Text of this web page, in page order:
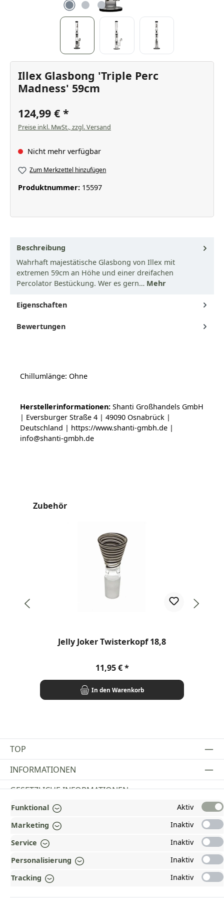
Illex Glasbong 'Triple Perc
Madness' 59cm
124,99 €
Preise inkl. MwSt., zzgl. Versand
Nicht mehr verfügbar
Zum Merkzettel hinzufügen
Produktnummer: 15597
Beschreibung
Wahrhaft majestätische Glasbong von Illex mit
extremen 59cm an Höhe und einer dreifachen
Percolator Bestückung. Wer es gern… Mehr
Eigenschaften
Bewertungen
Chillumlänge: Ohne
Herstellerinformationen: Shanti Großhandels GmbH
| Eversburger Straße 4 | 49090 Osnabrück |
Deutschland | https://www.shanti-gmbh.de |
info@shanti-gmbh.de
Produktgalerie überspringen
Zubehör
Jelly Joker Twisterkopf 18,8
Regulärer Preis:
11,95 €
In den Warenkorb
TOP
INFORMATIONEN
GESETZLICHE INFORMATIONEN
ZAHLUNGS- UND VERSANDARTEN
AUSGEZEICHNET UND ZERTIFIZIERT!
UNSERE COMMUNITIES
Funktional
Aktiv
Marketing
Inaktiv
Service
Inaktiv
Personalisierung
Inaktiv
Tracking
Inaktiv